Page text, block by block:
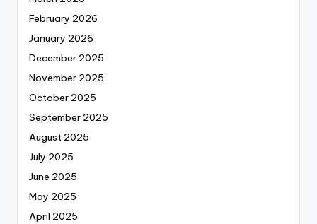
February 2026
January 2026
December 2025
November 2025
October 2025
September 2025
August 2025
July 2025
June 2025
May 2025
April 2025